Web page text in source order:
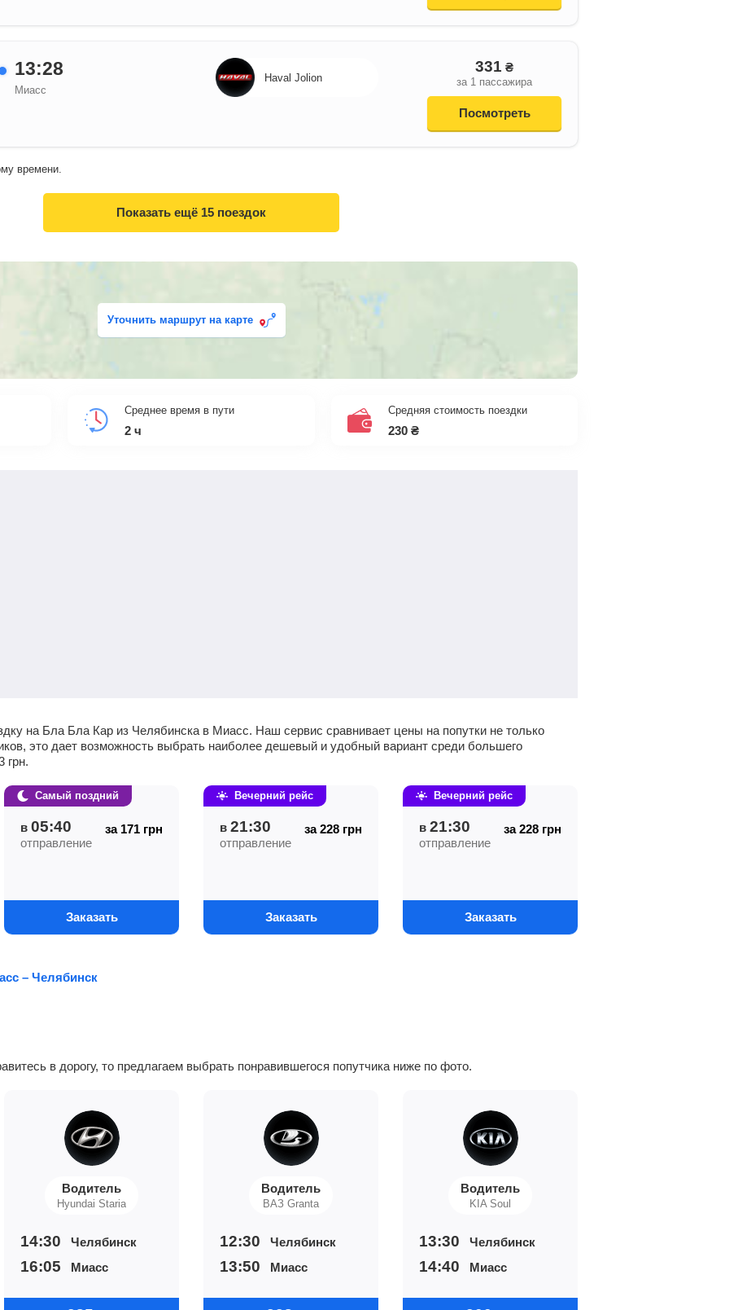
13:28
Миасс
Haval Jolion
331 ₴
за 1 пассажира
Посмотреть
времени.
Показать ещё 15 поездок
Уточнить маршрут на карте
Среднее время в пути
2 ч
Средняя стоимость поездки
230 ₴
на Бла Бла Кар из Челябинска в Миасс. Наш сервис сравнивает цены на попутки не только
это дает возможность выбрать наиболее дешевый и удобный вариант среди большего
грн.
в 05:40 за 171 грн
отправление
Заказать
Самый поздний
в 21:30 за 228 грн
отправление
Заказать
Вечерний рейс
в 21:30 за 228 грн
отправление
Заказать
Вечерний рейс
– Челябинск
в дорогу, то предлагаем выбрать понравившегося попутчика ниже по фото.
Водитель
Hyundai Staria
14:30 Челябинск
16:05 Миасс
Водитель
ВАЗ Granta
12:30 Челябинск
13:50 Миасс
Водитель
KIA Soul
13:30 Челябинск
14:40 Миасс